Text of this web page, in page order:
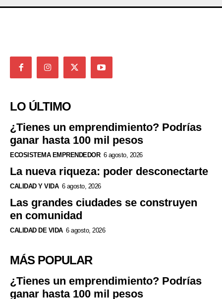
LO ÚLTIMO
¿Tienes un emprendimiento? Podrías
ganar hasta 100 mil pesos
ECOSISTEMA EMPRENDEDOR 6 agosto, 2026
La nueva riqueza: poder desconectarte
CALIDAD Y VIDA 6 agosto, 2026
Las grandes ciudades se construyen
en comunidad
CALIDAD DE VIDA 6 agosto, 2026
MÁS POPULAR
¿Tienes un emprendimiento? Podrías
ganar hasta 100 mil pesos